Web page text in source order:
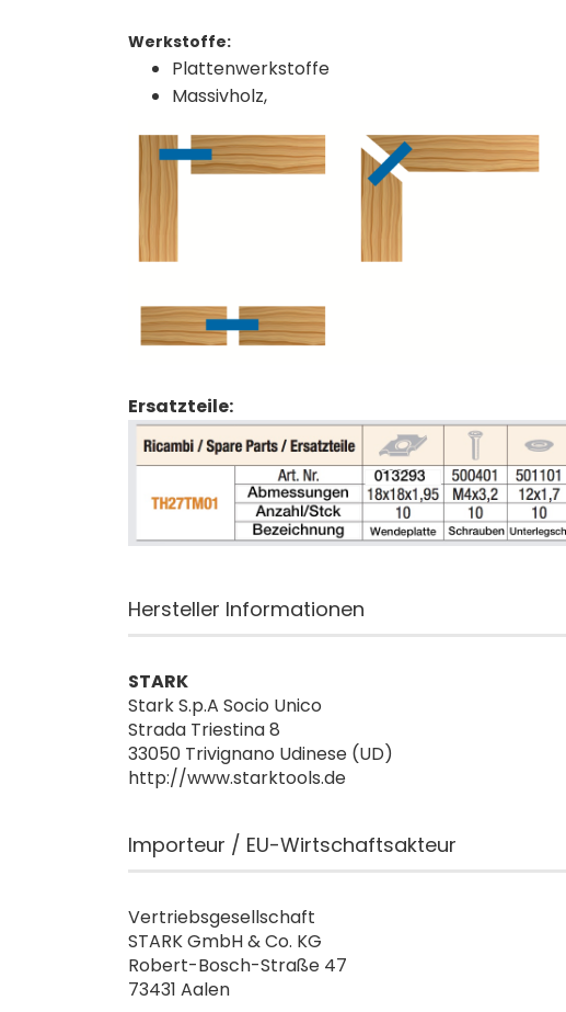
Werkstoffe:
Plattenwerkstoffe
Massivholz,
Ersatzteile:
Hersteller Informationen
STARK
Stark S.p.A Socio Unico
Strada Triestina 8
33050 Trivignano Udinese (UD)
http://www.starktools.de
Importeur / EU-Wirtschaftsakteur
Vertriebsgesellschaft
STARK GmbH & Co. KG
Robert-Bosch-Straße 47
73431 Aalen